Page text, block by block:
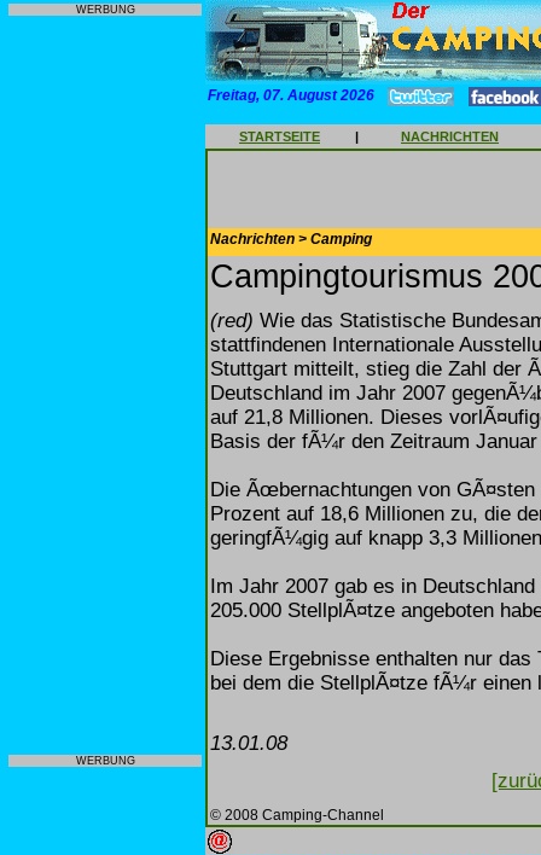
WERBUNG
WERBUNG
Freitag, 07. August 2026
STARTSEITE | NACHRICHTEN
Nachrichten > Camping
Campingtourismus
(red) Wie das Statistische
stattfindenen Internationale
Stuttgart mitteilt, stieg die Zahl der
Deutschland im Jahr 2007
auf 21,8 Millionen. Dieses
Basis der fÃ¼r den Zeitraum
Die Ãœbernachtungen von
Prozent auf 18,6 Millionen zu, die
geringfÃ¼gig auf knapp 3,3
Im Jahr 2007 gab es in
205.000 StellplÃ¤tze angeboten
Diese Ergebnisse enthalten nur
bei dem die StellplÃ¤tze fÃ¼r einen
13.01.08
© 2008 Camping-Channel